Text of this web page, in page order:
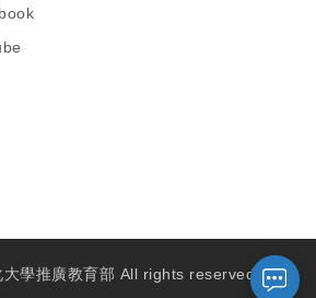
學推廣教育部 All rights reserved.